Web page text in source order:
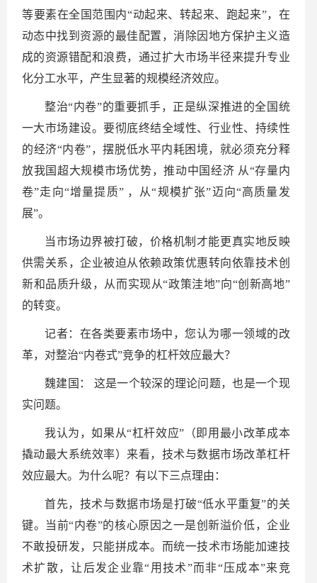
等要素在全国范围内“动起来、转起来、跑起来”，在
动态中找到资源的最佳配置，消除因地方保护主义造
成的资源错配和浪费，通过扩大市场半径来提升专业
化分工水平，产生显著的规模经济效应。
整治“内卷”的重要抓手，正是纵深推进的全国统
一大市场建设。要彻底终结全域性、行业性、持续性
的经济“内卷”，摆脱低水平内耗困境，就必须充分释
放我国超大规模市场优势，推动中国经济 从“存量内
卷”走向“增量提质” ，从“规模扩张”迈向“高质量发
展”。
当市场边界被打破，价格机制才能更真实地反映
供需关系，企业被迫从依赖政策优惠转向依靠技术创
新和品质升级，从而实现从“政策洼地”向“创新高地”
的转变。
记者：在各类要素市场中，您认为哪一领域的改
革，对整治“内卷式”竞争的杠杆效应最大？
魏建国： 这是一个较深的理论问题，也是一个现
实问题。
我认为，如果从“杠杆效应”（即用最小改革成本
撬动最大系统效率）来看，技术与数据市场改革杠杆
效应最大。为什么呢？有以下三点理由：
首先，技术与数据市场是打破“低水平重复”的关
键。当前“内卷”的核心原因之一是创新溢价低，企业
不敢投研发，只能拼成本。而统一技术市场能加速技
术扩散，让后发企业靠“用技术”而非“压成本”来竞